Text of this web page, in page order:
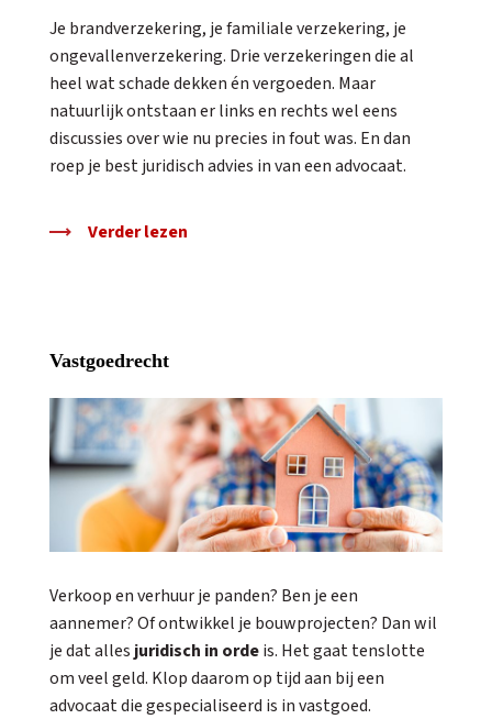
Je brandverzekering, je familiale verzekering, je
ongevallenverzekering. Drie verzekeringen die al
heel wat schade dekken én vergoeden. Maar
natuurlijk ontstaan er links en rechts wel eens
discussies over wie nu precies in fout was. En dan
roep je best juridisch advies in van een advocaat.
Verder lezen
Vastgoedrecht
Verkoop en verhuur je panden? Ben je een
aannemer? Of ontwikkel je bouwprojecten? Dan wil
je dat alles juridisch in ordeis. Het gaat tenslotte
om veel geld. Klop daarom op tijd aan bij een
advocaat die gespecialiseerd is in vastgoed.